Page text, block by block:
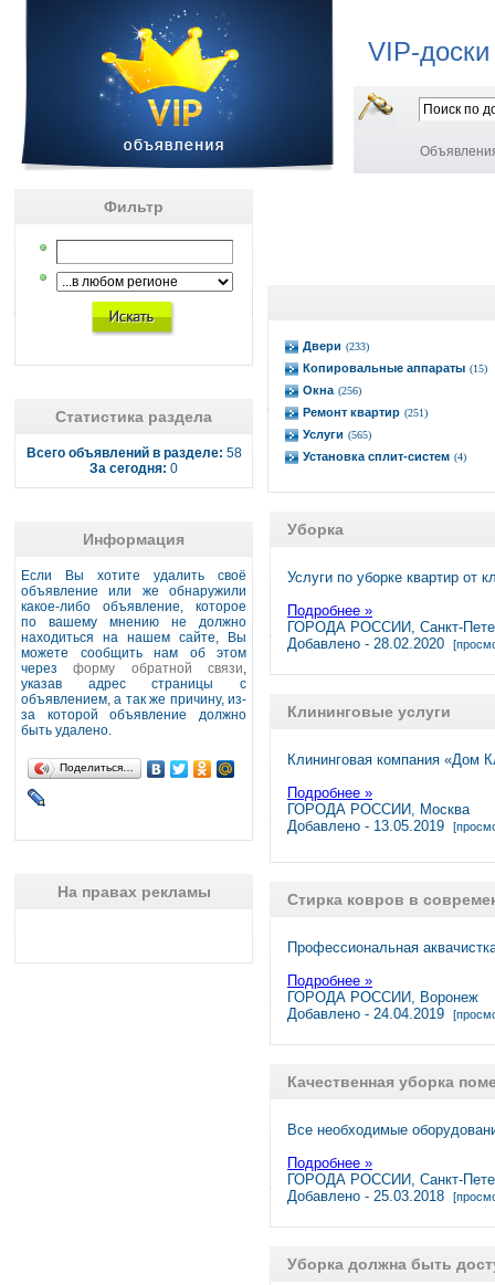
VIP-
Фильтр
Статистика раздела
Всего объявлений в разделе: 58
За сегодня: 0
Информация
Если Вы хотите удалить своё
объявление или же обнаружили
какое-либо объявление, которое
по вашему мнению не должно
находиться на нашем сайте, Вы
можете сообщить нам об этом
черезформу обратной связи,
указав адрес страницы с
объявлением, а так же причину, из-
за которой объявление должно
быть удалено.
Поделиться…
На правах рекламы
Двери (233)
Копировальные аппараты (15)
Окна (256)
Ремонт квартир (251)
Услуги (565)
Установка сплит-систем (4)
Уборка
Услуги по уборке квартир от
Подробнее »
ГОРОДА РОССИИ, Санкт-
Добавлено - 28.02.2020
Клининговые услуги
Клининговая компания «Дом
Подробнее »
ГОРОДА РОССИИ, Москва
Добавлено - 13.05.2019
Стирка ковров в
Профессиональная
Подробнее »
ГОРОДА РОССИИ, Воронеж
Добавлено - 24.04.2019
Качественная уборка
Все необходимые
Подробнее »
ГОРОДА РОССИИ, Санкт-
Добавлено - 25.03.2018
Уборка должна быть